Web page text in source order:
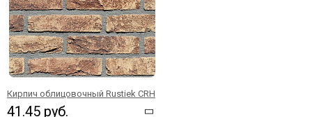
Кирпич облицовочный Rustiek CRH
41.45 руб.